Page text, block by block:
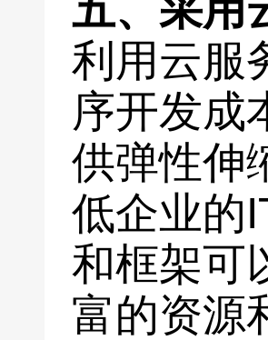
利用云服
序开发成
供弹性伸
低企业的
和框架可
富的资源